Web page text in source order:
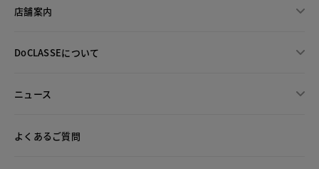
店舗案内
DoCLASSEについて
ニュース
よくあるご質問